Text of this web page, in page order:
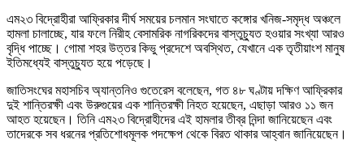
এম২৩ বিদ্রোহীরা আফ্রিকার দীর্ঘ সময়ের চলমান সংঘাতে কঙ্গোর খনিজ-সমৃদ্ধ অঞ্চলে
হামলা চালাচ্ছে, যার ফলে নিরীহ বেসামরিক নাগরিকদের বাস্তুচ্যুত হওয়ার সংখ্যা আরও
বৃদ্ধি পাচ্ছে। গোমা শহর উত্তর কিভু প্রদেশে অবস্থিত, যেখানে এক তৃতীয়াংশ মানুষ
ইতিমধ্যেই বাস্তুচ্যুত হয়ে পড়েছে।
জাতিসংঘের মহাসচিব অ্যান্তনিও গুতেরেস বলেছেন, গত ৪৮ ঘণ্টায় দক্ষিণ আফ্রিকার
দুই শান্তিরক্ষী এবং উরুগুয়ের এক শান্তিরক্ষী নিহত হয়েছেন, এছাড়া আরও ১১ জন
আহত হয়েছেন। তিনি এম২৩ বিদ্রোহীদের এই হামলার তীব্র নিন্দা জানিয়েছেন এবং
তাদেরকে সব ধরনের প্রতিশোধমূলক পদক্ষেপ থেকে বিরত থাকার আহ্বান জানিয়েছেন।